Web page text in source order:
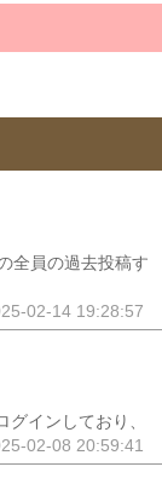
全員の過去投稿す
02-14 19:28:57
インしており、
02-08 20:59:41